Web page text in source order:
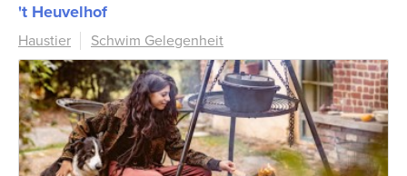
't Heuvelhof
Haustier Schwim Gelegenheit